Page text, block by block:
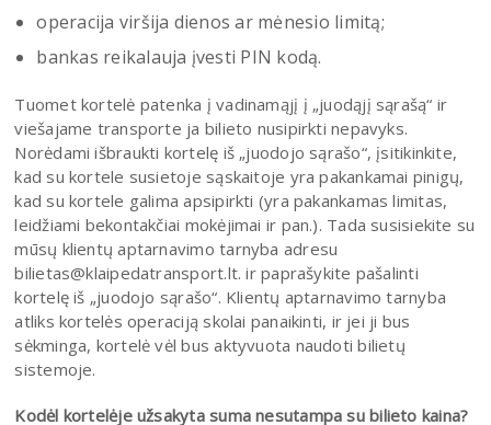
operacija viršija dienos ar mėnesio limitą;
bankas reikalauja įvesti PIN kodą.
Tuomet kortelė patenka į vadinamąjį į „juodąjį sąrašą“ ir
viešajame transporte ja bilieto nusipirkti nepavyks.
Norėdami išbraukti kortelę iš „juodojo sąrašo“, įsitikinkite,
kad su kortele susietoje sąskaitoje yra pakankamai pinigų,
kad su kortele galima apsipirkti (yra pakankamas limitas,
leidžiami bekontakčiai mokėjimai ir pan.). Tada susisiekite su
mūsų klientų aptarnavimo tarnyba adresu
bilietas@klaipedatransport.lt. ir paprašykite pašalinti
kortelę iš „juodojo sąrašo“. Klientų aptarnavimo tarnyba
atliks kortelės operaciją skolai panaikinti, ir jei ji bus
sėkminga, kortelė vėl bus aktyvuota naudoti bilietų
sistemoje.
Kodėl kortelėje užsakyta suma nesutampa su bilieto kaina?